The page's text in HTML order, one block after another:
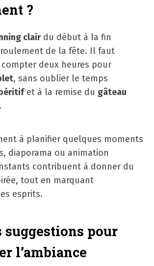
?
clairdu début à la fin
de la fête. Il faut
deux heures pour
, sans oublier le temps
et à la remise du gâteau
.
à planifier quelques moments
diaporama ou animation
contribuent à donner du
tout en marquant
esprits.
suggestions pour
l’ambiance